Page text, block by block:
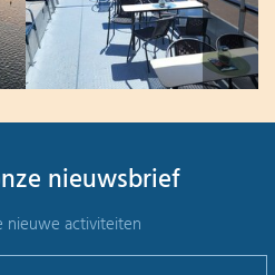
nieuwsbrief
nieuwe activiteiten